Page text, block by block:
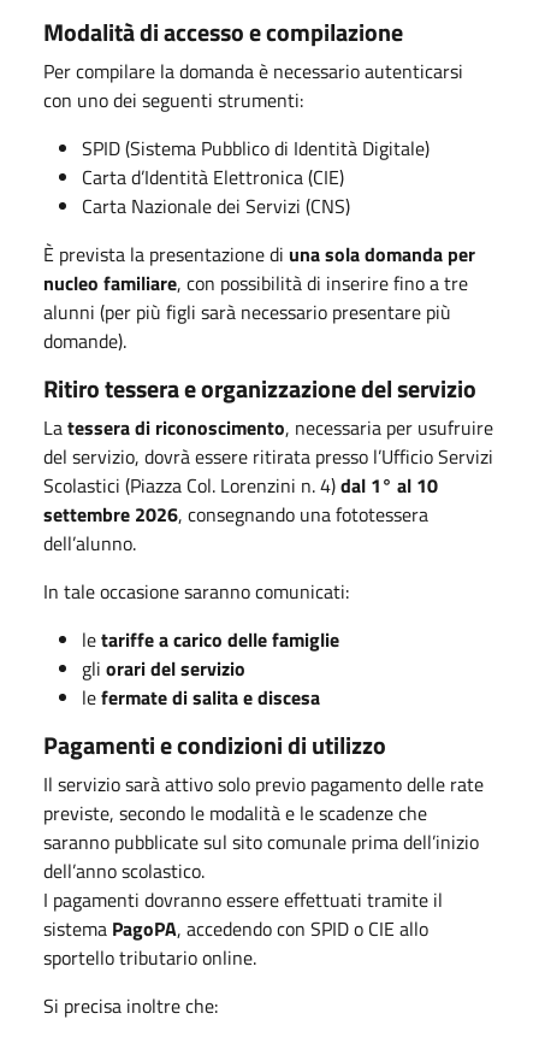
Modalità di accesso e compilazione
Per compilare la domanda è necessario autenticarsi
con uno dei seguenti strumenti:
SPID (Sistema Pubblico di Identità Digitale)
Carta d’Identità Elettronica (CIE)
Carta Nazionale dei Servizi (CNS)
È prevista la presentazione di una sola domanda per
nucleo familiare, con possibilità di inserire fino a tre
alunni (per più figli sarà necessario presentare più
domande).
Ritiro tessera e organizzazione del servizio
Latessera di riconoscimento, necessaria per usufruire
del servizio, dovrà essere ritirata presso l’Ufficio Servizi
Scolastici (Piazza Col. Lorenzini n. 4)dal 1° al 10
settembre 2026, consegnando una fototessera
dell’alunno.
In tale occasione saranno comunicati:
letariffe a carico delle famiglie
gli orari del servizio
lefermate di salita e discesa
Pagamenti e condizioni di utilizzo
Il servizio sarà attivo solo previo pagamento delle rate
previste, secondo le modalità e le scadenze che
saranno pubblicate sul sito comunale prima dell’inizio
dell’anno scolastico.
I pagamenti dovranno essere effettuati tramite il
sistema PagoPA, accedendo con SPID o CIE allo
sportello tributario online.
Si precisa inoltre che: